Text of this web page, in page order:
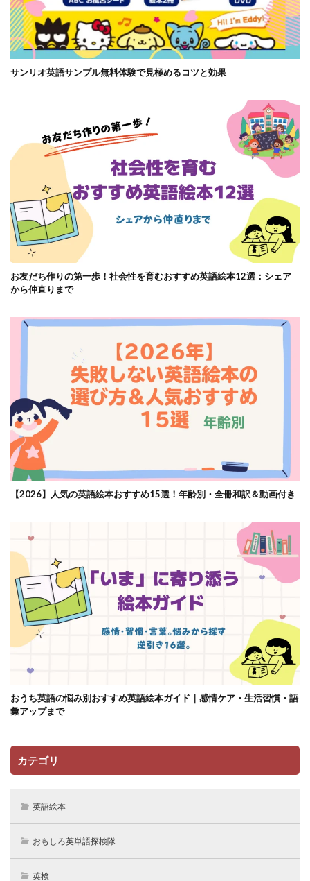
サンリオ英語サンプル無料体験で見極めるコツと効果
お友だち作りの第一歩！社会性を育むおすすめ英語絵本12選：シェア
から仲直りまで
【2026】人気の英語絵本おすすめ15選！年齢別・全冊和訳＆動画付き
おうち英語の悩み別おすすめ英語絵本ガイド｜感情ケア・生活習慣・語
彙アップまで
カテゴリ
英語絵本
おもしろ英単語探検隊
英検